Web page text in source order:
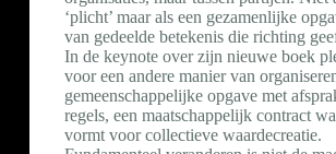
‘plicht’ maar als een gezamenlijke
van gedeelde betekenis die richting
In de keynote over zijn nieuwe boek
voor een andere manier van
gemeenschappelijke opgave met
regels, een maatschappelijk contract
vormt voor collectieve waardecreatie.